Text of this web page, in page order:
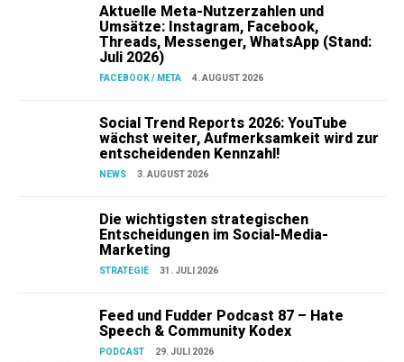
Aktuelle Meta-Nutzerzahlen und
Umsätze: Instagram, Facebook,
Threads, Messenger, WhatsApp (Stand:
Juli 2026)
FACEBOOK / META 4. AUGUST 2026
Social Trend Reports 2026: YouTube
wächst weiter, Aufmerksamkeit wird zur
entscheidenden Kennzahl!
NEWS 3. AUGUST 2026
Die wichtigsten strategischen
Entscheidungen im Social-Media-
Marketing
STRATEGIE 31. JULI 2026
Feed und Fudder Podcast 87 – Hate
Speech & Community Kodex
PODCAST 29. JULI 2026